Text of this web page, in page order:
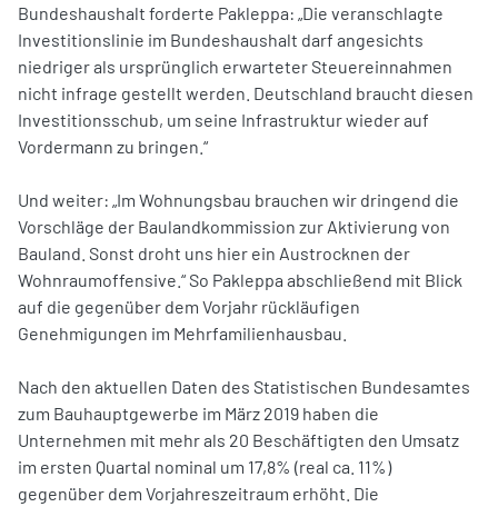
Bundeshaushalt forderte Pakleppa: „Die veranschlagte
Investitionslinie im Bundeshaushalt darf angesichts
niedriger als ursprünglich erwarteter Steuereinnahmen
nicht infrage gestellt werden. Deutschland braucht diesen
Investitionsschub, um seine Infrastruktur wieder auf
Vordermann zu bringen.“
Und weiter: „Im Wohnungsbau brauchen wir dringend die
Vorschläge der Baulandkommission zur Aktivierung von
Bauland. Sonst droht uns hier ein Austrocknen der
Wohnraumoffensive.“ So Pakleppa abschließend mit Blick
auf die gegenüber dem Vorjahr rückläufigen
Genehmigungen im Mehrfamilienhausbau.
Nach den aktuellen Daten des Statistischen Bundesamtes
zum Bauhauptgewerbe im März 2019 haben die
Unternehmen mit mehr als 20 Beschäftigten den Umsatz
im ersten Quartal nominal um 17,8% (real ca. 11%)
gegenüber dem Vorjahreszeitraum erhöht. Die